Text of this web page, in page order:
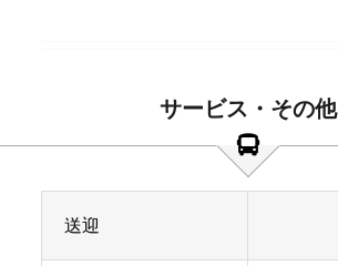
サービス・その他
送迎